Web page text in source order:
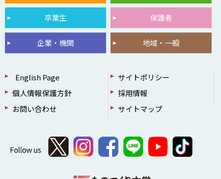
卒業生 保護者
企業・機関 地域・一般
English Page
サイトポリシー
個人情報保護方針
採用情報
お問い合わせ
サイトマップ